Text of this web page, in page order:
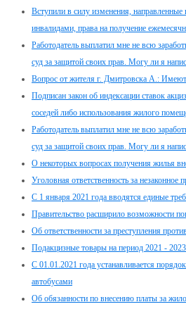
Вступили в силу изменения,
инвалидами, права на получение
Работодатель выплатил мне не всю
суд за защитой своих прав. Могу ли я
Вопрос от жителя г. Дмитровска А.:
Подписан закон об индексации ставок
соседей либо использования жилого
Работодатель выплатил мне не всю
суд за защитой своих прав. Могу ли я
О некоторых вопросах получения жилья
Уголовная ответственность за незаконное
С 1 января 2021 года вводятся единые
Правительство расширило возможности
Об ответственности за преступления
Подакцизные товары на период 2021 -
С 01.01.2021 года устанавливается
автобусами
Об обязанности по внесению платы за